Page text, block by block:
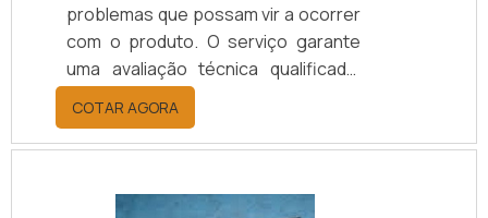
problemas que possam vir a ocorrer
com o produto. O serviço garante
uma avaliação técnica qualificada,
com o objetivo de verificar o
funcionamento dos disjuntores e
sua conservação. Se os disjuntores
pode acarretar em problemas no
COTAR AGORA